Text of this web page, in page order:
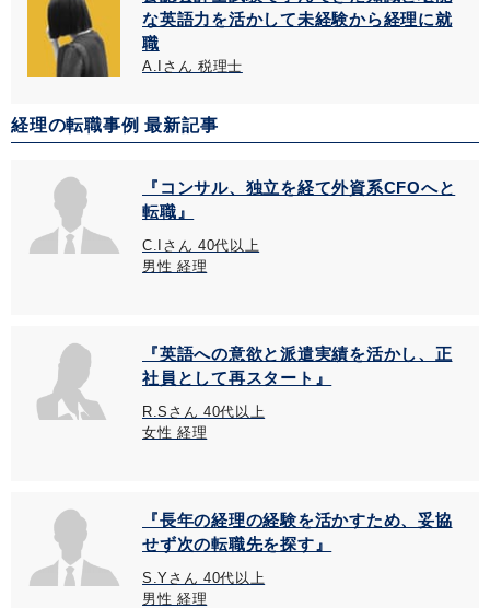
な英語力を活かして未経験から経理に就
職
A.Iさん 税理士
経理の転職事例 最新記事
『コンサル、独立を経て外資系CFOへと
転職』
C.Iさん 40代以上
男性 経理
『英語への意欲と派遣実績を活かし、正
社員として再スタート』
R.Sさん 40代以上
女性 経理
『長年の経理の経験を活かすため、妥協
せず次の転職先を探す』
S.Yさん 40代以上
男性 経理